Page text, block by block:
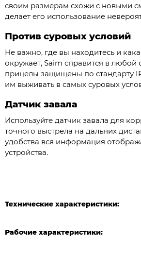
своим размерам схожи с новыми
делает его использование
Против суровых условий
Не важно, где вы находитесь и
окружает, Saim справится в любой
прицелы защищены по стандарту
им выживать в самых суровых
Датчик завала
Используйте датчик завала для
точного выстрела на дальних
удобства вся информация
устройства.
Технические характеристики:
Рабочие характеристики: